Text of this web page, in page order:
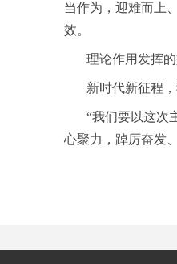
当作为，迎难而上
效。
理论作用发挥的
新时代新征程，
“我们要以这次主
心聚力，踔厉奋发